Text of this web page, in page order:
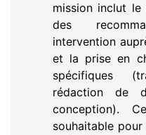
mission inclut
des
intervention
et la prise en
spécifiques
rédaction de
conception).
souhaitable pour